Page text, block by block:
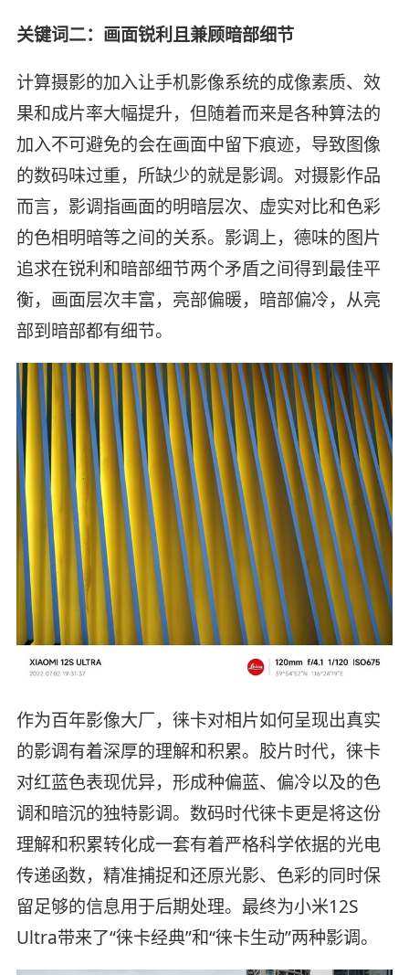
关键词二：画面锐利且兼顾暗部细节
计算摄影的加入让手机影像系统的成像素质、效
果和成片率大幅提升，但随着而来是各种算法的
加入不可避免的会在画面中留下痕迹，导致图像
的数码味过重，所缺少的就是影调。对摄影作品
而言，影调指画面的明暗层次、虚实对比和色彩
的色相明暗等之间的关系。影调上，德味的图片
追求在锐利和暗部细节两个矛盾之间得到最佳平
衡，画面层次丰富，亮部偏暖，暗部偏冷，从亮
部到暗部都有细节。
作为百年影像大厂，徕卡对相片如何呈现出真实
的影调有着深厚的理解和积累。胶片时代，徕卡
对红蓝色表现优异，形成种偏蓝、偏冷以及的色
调和暗沉的独特影调。数码时代徕卡更是将这份
理解和积累转化成一套有着严格科学依据的光电
传递函数，精准捕捉和还原光影、色彩的同时保
留足够的信息用于后期处理。最终为小米12S
Ultra带来了“徕卡经典”和“徕卡生动”两种影调。